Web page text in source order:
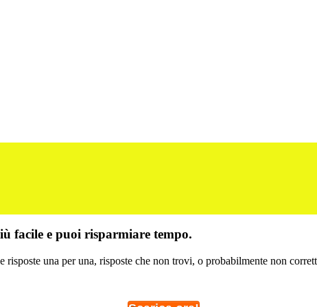
facile e puoi risparmiare tempo.
una per una, risposte che non trovi, o probabilmente non